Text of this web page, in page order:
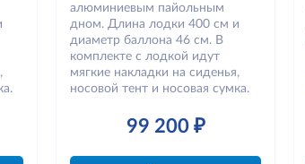
алюминиевым пайольным
дном. Длина лодки 400 см и
диаметр баллона 46 см. В
комплекте с лодкой идут
мягкие накладки на сиденья,
носовой тент и носовая сумка.
99 200 ₽